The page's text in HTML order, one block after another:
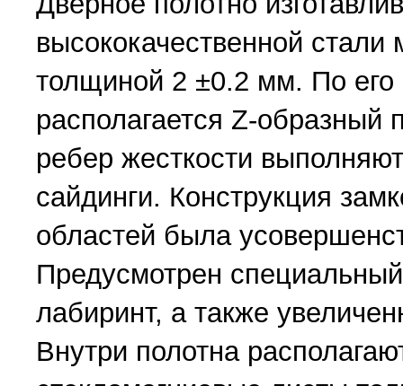
высококачественной
толщиной 2 ±0.2 мм. По его
располагается Z-
ребер жесткости
сайдинги. Конструкция
областей была
Предусмотрен
лабиринт, а также
Внутри полотна